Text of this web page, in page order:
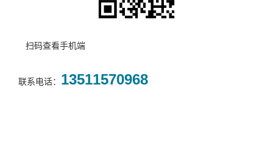
扫码查看手机端
联系电话： 13511570968